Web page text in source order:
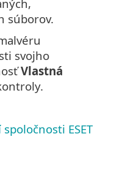
súborov.
svojho
Vlastná
ESET